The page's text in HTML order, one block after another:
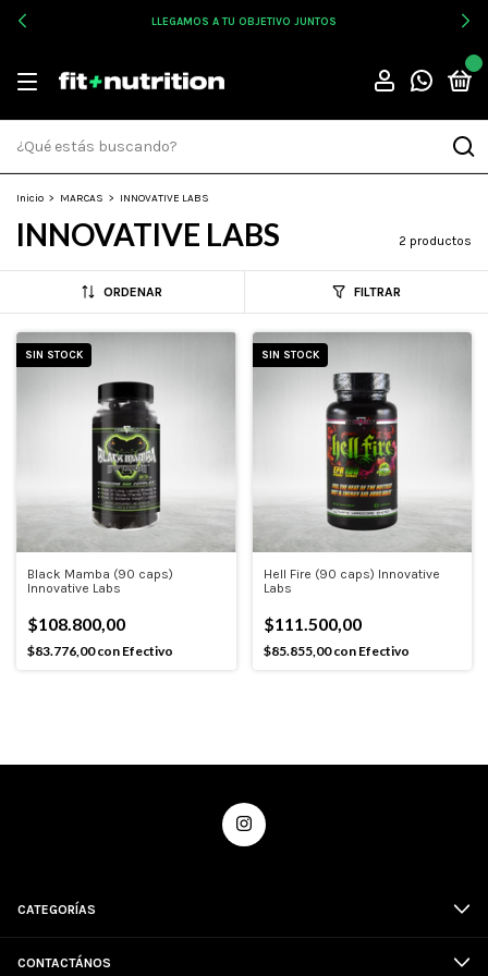
LLEGAMOS A TU OBJETIVO JUNTOS
Inicio > MARCAS > INNOVATIVE LABS
INNOVATIVE LABS 2 productos
ORDENAR FILTRAR
SIN STOCK
Black Mamba (90 caps)
Innovative Labs
$108.800,00
$83.776,00con Efectivo
SIN STOCK
Hell Fire (90 caps) Innovative
Labs
$111.500,00
$85.855,00con Efectivo
CATEGORÍAS
CONTACTÁNOS